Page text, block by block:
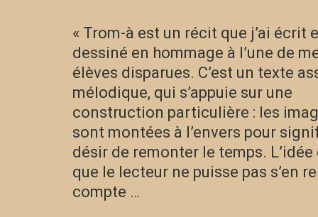
« Trom-à est un récit que j’ai écrit
dessiné en hommage à l’une de
élèves disparues. C’est un texte
mélodique, qui s’appuie sur une
construction particulière : les
sont montées à l’envers pour
désir de remonter le temps. L’idée
que le lecteur ne puisse pas s’en
compte …